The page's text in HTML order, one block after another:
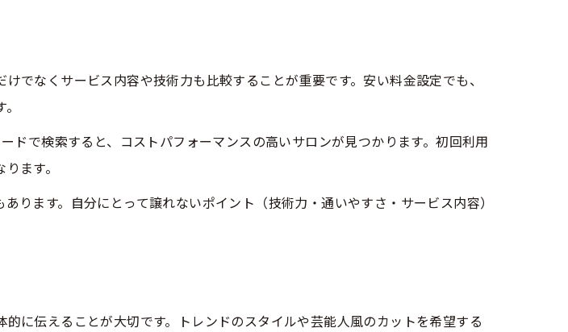
ズも通いやすい理由解説
でなくサービス内容や技術力も比較することが重要です。安い料金設定でも、
で検索すると、コストパフォーマンスの高いサロンが見つかります。初回利用
ます。
ます。自分にとって譲れないポイント（技術力・通いやすさ・サービス内容）
に伝えることが大切です。トレンドのスタイルや芸能人風のカットを希望する